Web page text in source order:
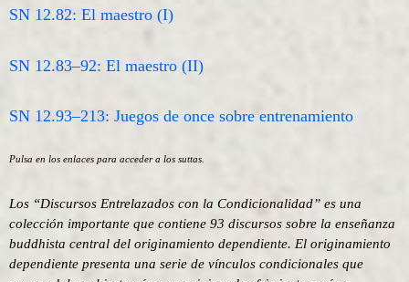
SN 12.82: El maestro (I)
SN 12.83–92: El maestro (II)
SN 12.93–213: Juegos de once sobre entrenamiento
Pulsa en los enlaces para acceder a los suttas.
Los “Discursos Entrelazados con la Condicionalidad” es una
colección importante que contiene 93 discursos sobre la enseñanza
buddhista central del originamiento dependiente. El originamiento
dependiente presenta una serie de vínculos condicionales que